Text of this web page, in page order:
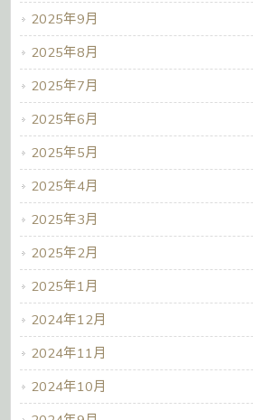
2025年9月
2025年8月
2025年7月
2025年6月
2025年5月
2025年4月
2025年3月
2025年2月
2025年1月
2024年12月
2024年11月
2024年10月